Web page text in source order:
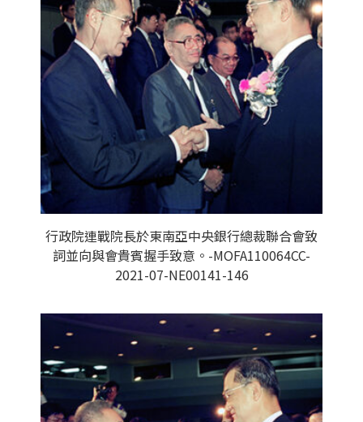
行政院連戰院長於東南亞中央銀行總裁聯合會致
詞並向與會貴賓握手致意。-MOFA110064CC-
2021-07-NE00141-146